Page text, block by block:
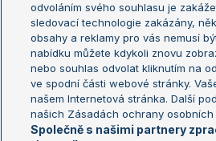
Turnaj
Turnaj
Aktualní trendy
Fotbalové přestupy
Livesport Daily
LS Prague Open
odvoláním svého souhlasu je
sledovací technologie zakázány,
obsahy a reklamy pro vás nemusí
nabídku můžete kdykoli znovu
nebo souhlas odvolat kliknutím na
ve spodní části webové stránky.
našem Internetová stránka. Další
našich Zásadách ochrany osobních
Společně s našimi partnery